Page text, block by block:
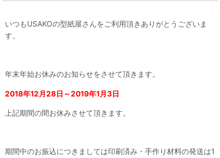
いつもUSAKOの型紙屋さんをご利用頂きありがとうございま
す。
年末年始お休みのお知らせをさせて頂きます。
2018年12月28日～2019年1月3日
上記期間の間お休みさせて頂きます。
期間中のお振込につきましては印刷済み・手作り材料の発送は1